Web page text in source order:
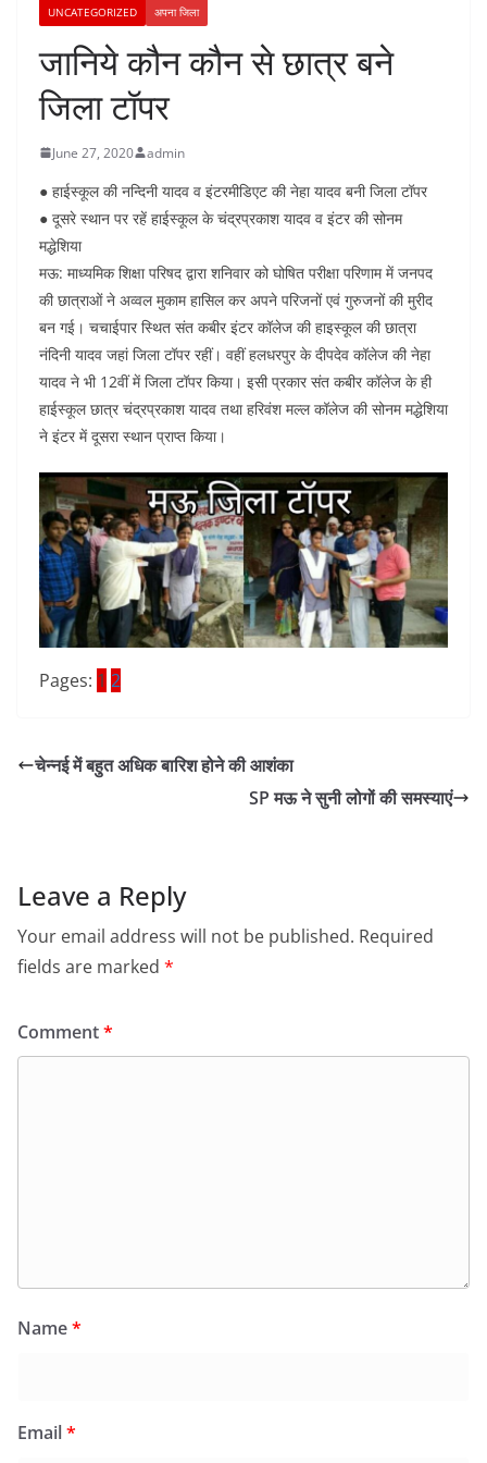
UNCATEGORIZED अपना जिला
जानिये कौन कौन से छात्र बने
जिला टॉपर
June 27, 2020 admin
● हाईस्कूल की नन्दिनी यादव व इंटरमीडिएट की नेहा यादव बनी जिला टॉपर
● दूसरे स्थान पर रहें हाईस्कूल के चंद्रप्रकाश यादव व इंटर की सोनम
मद्धेशिया
मऊ: माध्यमिक शिक्षा परिषद द्वारा शनिवार को घोषित परीक्षा परिणाम में जनपद
की छात्राओं ने अव्वल मुकाम हासिल कर अपने परिजनों एवं गुरुजनों की मुरीद
बन गई। चचाईपार स्थित संत कबीर इंटर कॉलेज की हाइस्कूल की छात्रा
नंदिनी यादव जहां जिला टॉपर रहीं। वहीं हलधरपुर के दीपदेव कॉलेज की नेहा
यादव ने भी 12वीं में जिला टॉपर किया। इसी प्रकार संत कबीर कॉलेज के ही
हाईस्कूल छात्र चंद्रप्रकाश यादव तथा हरिवंश मल्ल कॉलेज की सोनम मद्धेशिया
ने इंटर में दूसरा स्थान प्राप्त किया।
Pages: 1 2
चेन्नई में बहुत अधिक बारिश होने की आशंका
SP मऊ ने सुनी लोगों की समस्याएं
Leave a Reply
Your email address will not be published. Required
fields are marked *
Comment*
Name*
Email*